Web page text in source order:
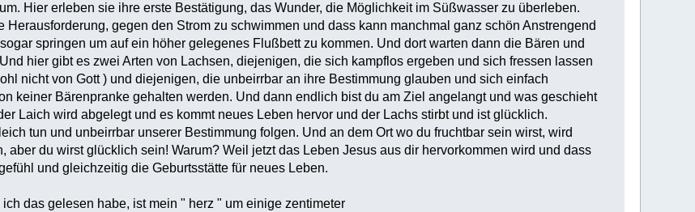
Hier erleben sie ihre erste Bestätigung, das Wunder, die Möglichkeit im Süßwasser zu überleben.
Herausforderung, gegen den Strom zu schwimmen und dass kann manchmal ganz schön Anstrengend
springen um auf ein höher gelegenes Flußbett zu kommen. Und dort warten dann die Bären und
hier gibt es zwei Arten von Lachsen, diejenigen, die sich kampflos ergeben und sich fressen lassen
nicht von Gott ) und diejenigen, die unbeirrbar an ihre Bestimmung glauben und sich einfach
keiner Bärenpranke gehalten werden. Und dann endlich bist du am Ziel angelangt und was geschieht
Laich wird abgelegt und es kommt neues Leben hervor und der Lachs stirbt und ist glücklich.
tun und unbeirrbar unserer Bestimmung folgen. Und an dem Ort wo du fruchtbar sein wirst, wird
aber du wirst glücklich sein! Warum? Weil jetzt das Leben Jesus aus dir hervorkommen wird und dass
und gleichzeitig die Geburtsstätte für neues Leben.
das gelesen habe, ist mein " herz " um einige zentimeter